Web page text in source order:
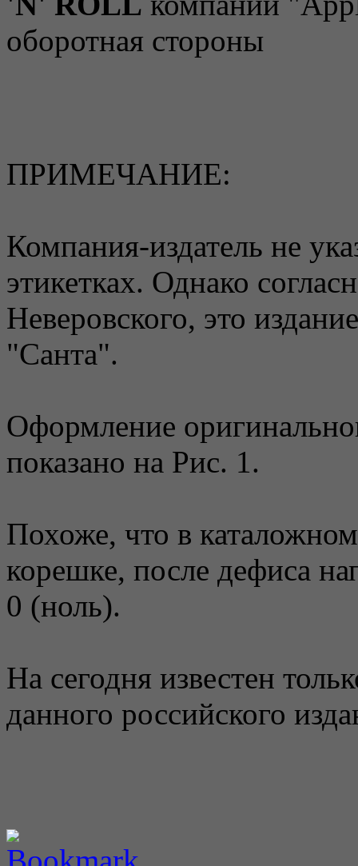
оборотная стороны
ПРИМЕЧАНИЕ:
Компания-издатель не
этикетках. Однако
Неверовского, это
"Санта".
Оформление
показано на Рис. 1.
Похоже, что в
корешке, после дефиса
0 (ноль).
На сегодня известен
данного российского